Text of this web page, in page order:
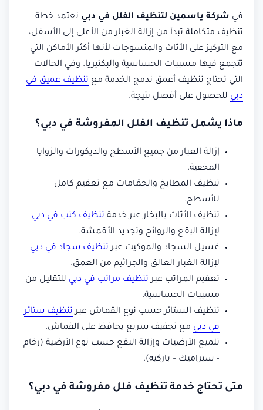
في شركة ياسمين لتنظيف الفلل في دبي نعتمد خطة
تنظيف متكاملة تبدأ من إزالة الغبار من الأعلى إلى الأسفل،
مع التركيز على الأثاث والمنسوجات لأنها أكثر الأماكن التي
تتجمع فيها مسببات الحساسية والبكتيريا. وفي الحالات
التي تحتاج تنظيف أعمق ندمج الخدمة مع تنظيف عميق في
دبي للحصول على أفضل نتيجة.
ماذا يشمل تنظيف الفلل المفروشة في دبي؟
إزالة الغبار من جميع الأسطح والديكورات والزوايا
المخفية.
تنظيف المطابخ والحمّامات مع تعقيم كامل
للأسطح.
تنظيف الأثاث بالبخار عبر خدمة تنظيف كنب في دبي
لإزالة البقع والروائح وتجديد الأقمشة.
غسيل السجاد والموكيت عبرتنظيف سجاد في دبي
لإزالة الغبار العالق والجراثيم من العمق.
تعقيم المراتب عبرتنظيف مراتب في دبي للتقليل من
مسببات الحساسية.
تنظيف الستائر حسب نوع القماش عبرتنظيف ستائر
في دبي مع تجفيف سريع يحافظ على القماش.
تلميع الأرضيات وإزالة البقع حسب نوع الأرضية (رخام
– سيراميك – باركيه).
متى تحتاج خدمة تنظيف فلل مفروشة في دبي؟